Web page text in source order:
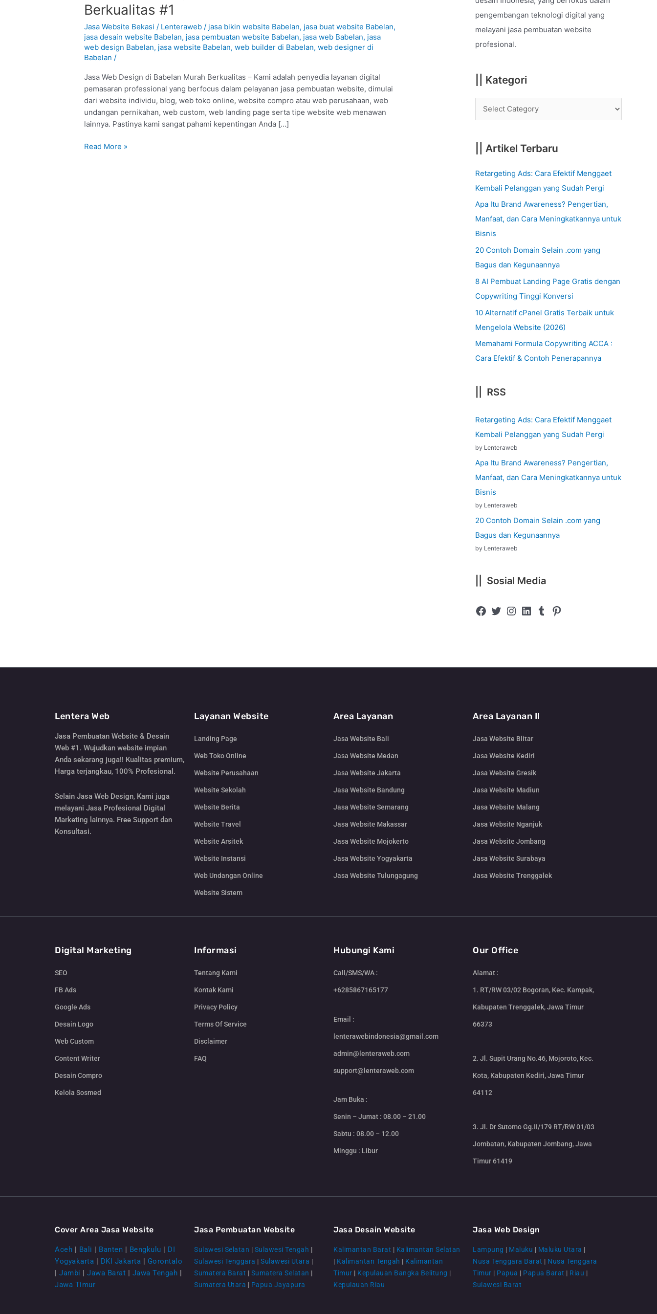
Berkualitas #1
Jasa Website Bekasi / Lenteraweb/ jasa bikin website Babelan, jasa buat website Babelan,
jasa desain website Babelan, jasa pembuatan website Babelan, jasa web Babelan, jasa
web design Babelan, jasa website Babelan,web builder di Babelan,web designer di
Babelan /
Jasa Web Design di Babelan Murah Berkualitas – Kami adalah penyedia layanan digital
pemasaran professional yang berfocus dalam pelayanan jasa pembuatan website, dimulai
dari website individu, blog, web toko online, website compro atau web perusahaan, web
undangan pernikahan, web custom, web landing page serta tipe website web menawan
lainnya. Pastinya kami sangat pahami kepentingan Anda […]
Design
di
Babelan
–
Bekasi
Murah
Berkualitas
#1
Read More »
o
r
:
pengembangan teknologi digital yang
melayani jasa pembuatan website
profesional.
|| Kategori
|| Artikel Terbaru
Retargeting Ads: Cara Efektif Menggaet
Kembali Pelanggan yang Sudah Pergi
Apa Itu Brand Awareness? Pengertian,
Manfaat, dan Cara Meningkatkannya untuk
Bisnis
20 Contoh Domain Selain .com yang
Bagus dan Kegunaannya
8 AI Pembuat Landing Page Gratis dengan
Copywriting Tinggi Konversi
10 Alternatif cPanel Gratis Terbaik untuk
Mengelola Website (2026)
Memahami Formula Copywriting ACCA :
Cara Efektif & Contoh Penerapannya
|| RSS
Retargeting Ads: Cara Efektif Menggaet
Kembali Pelanggan yang Sudah Pergi
by Lenteraweb
Apa Itu Brand Awareness? Pengertian,
Manfaat, dan Cara Meningkatkannya untuk
Bisnis
by Lenteraweb
20 Contoh Domain Selain .com yang
Bagus dan Kegunaannya
by Lenteraweb
|| Sosial Media
Lentera Web
Jasa Pembuatan Website & Desain
Web #1. Wujudkan website impian
Anda sekarang juga!! Kualitas premium,
Harga terjangkau, 100% Profesional.
Selain Jasa Web Design, Kami juga
melayani Jasa Profesional Digital
Marketing lainnya. Free Support dan
Konsultasi.
Layanan Website
Landing Page
Web Toko Online
Website Perusahaan
Website Sekolah
Website Berita
Website Travel
Website Arsitek
Website Instansi
Web Undangan Online
Website Sistem
Area Layanan
Jasa Website Bali
Jasa Website Medan
Jasa Website Jakarta
Jasa Website Bandung
Jasa Website Semarang
Jasa Website Makassar
Jasa Website Mojokerto
Jasa Website Yogyakarta
Jasa Website Tulungagung
Area Layanan II
Jasa Website Blitar
Jasa Website Kediri
Jasa Website Gresik
Jasa Website Madiun
Jasa Website Malang
Jasa Website Nganjuk
Jasa Website Jombang
Jasa Website Surabaya
Jasa Website Trenggalek
Digital Marketing
SEO
FB Ads
Google Ads
Desain Logo
Web Custom
Content Writer
Desain Compro
Kelola Sosmed
Informasi
Tentang Kami
Kontak Kami
Privacy Policy
Terms Of Service
Disclaimer
FAQ
Hubungi Kami
Call/SMS/WA :
+6285867165177
Email :
lenterawebindonesia@gmail.com
admin@lenteraweb.com
support@lenteraweb.com
Jam Buka :
Senin – Jumat : 08.00 – 21.00
Sabtu : 08.00 – 12.00
Minggu : Libur
Our Office
Alamat :
1. RT/RW 03/02 Bogoran, Kec. Kampak,
Kabupaten Trenggalek, Jawa Timur
66373
2. Jl. Supit Urang No.46, Mojoroto, Kec.
Kota, Kabupaten Kediri, Jawa Timur
64112
3. Jl. Dr Sutomo Gg.II/179 RT/RW 01/03
Jombatan, Kabupaten Jombang, Jawa
Timur 61419
Cover Area Jasa Website
Aceh | Bali | Banten | Bengkulu | DI
Yogyakarta | DKI Jakarta | Gorontalo
| Jambi | Jawa Barat | Jawa Tengah |
Jawa Timur
Jasa Pembuatan Website
Sulawesi Selatan | Sulawesi Tengah |
Sulawesi Tenggara | Sulawesi Utara |
Sumatera Barat | Sumatera Selatan |
Sumatera Utara | Papua Jayapura
Jasa Desain Website
Kalimantan Barat | Kalimantan Selatan
| Kalimantan Tengah | Kalimantan
Timur | Kepulauan Bangka Belitung |
Kepulauan Riau
Jasa Web Design
Lampung | Maluku | Maluku Utara |
Nusa Tenggara Barat | Nusa Tenggara
Timur | Papua | Papua Barat | Riau |
Sulawesi Barat